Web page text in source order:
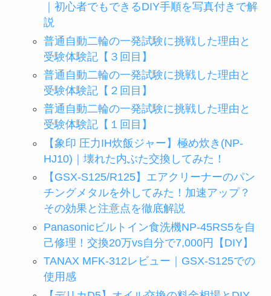
｜初心者でもできるDIY手順を写真付きで解
説
普通自動二輪の一発試験に挑戦した理由と
受験体験記【３回目】
普通自動二輪の一発試験に挑戦した理由と
受験体験記【２回目】
普通自動二輪の一発試験に挑戦した理由と
受験体験記【１回目】
【象印 圧力IH炊飯ジャー】極め炊き(NP-
HJ10)｜壊れた内ぶた交換してみた！
【GSX-S125/R125】エアクリーナーのパン
チングメタルを外してみた！加速アップ？
その効果と注意点を徹底解説
Panasonicビルトイン食洗機NP-45RS5を自
己修理！交換20万vs自分で7,000円【DIY】
TANAX MFK-312レビュー｜GSX-S125での
使用感